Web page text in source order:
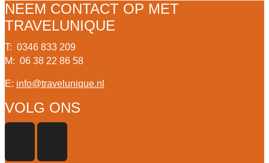
NEEM CONTACT OP MET
TRAVELUNIQUE
T: 0346 833 209
M: 06 38 22 86 58
E: info@travelunique.nl
VOLG ONS